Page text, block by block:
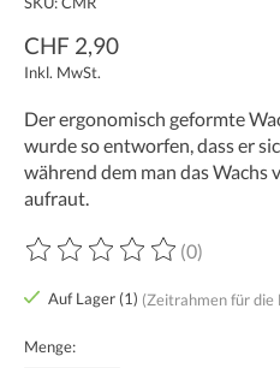
CHF 2,90
Inkl. MwSt.
Der ergonomisch geformte
wurde so entworfen, dass er
während dem man das
aufraut.
Die Bewertung dieses
(0)
Auf Lager (1) (Zeitrahmen für die
Menge: